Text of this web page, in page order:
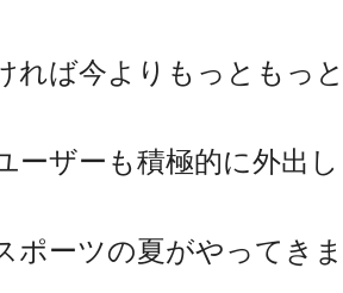
れば今よりもっともっ
ーザーも積極的に外出
ポーツの夏がやってき